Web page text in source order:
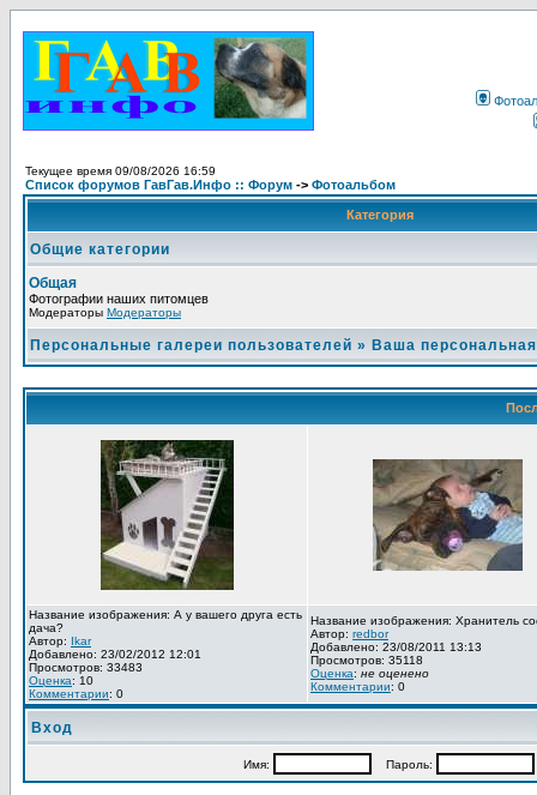
Текущее время 09/08/2026 16:59
Список форумов ГавГав.Инфо :: Форум -> Фотоальбом
Категория
Общие категории
Общая
Фотографии наших питомцев
Модераторы Модераторы
Персональные галереи пользователей » Ваша
Название изображения: А у вашего друга есть
дача?
Автор: Ikar
Добавлено: 23/02/2012 12:01
Просмотров: 33483
Оценка: 10
Комментарии: 0
Название изображения: Хранитель
Автор: redbor
Добавлено: 23/08/2011 13:13
Просмотров: 35118
Оценка: не оценено
Комментарии: 0
Вход
Имя: Пароль: